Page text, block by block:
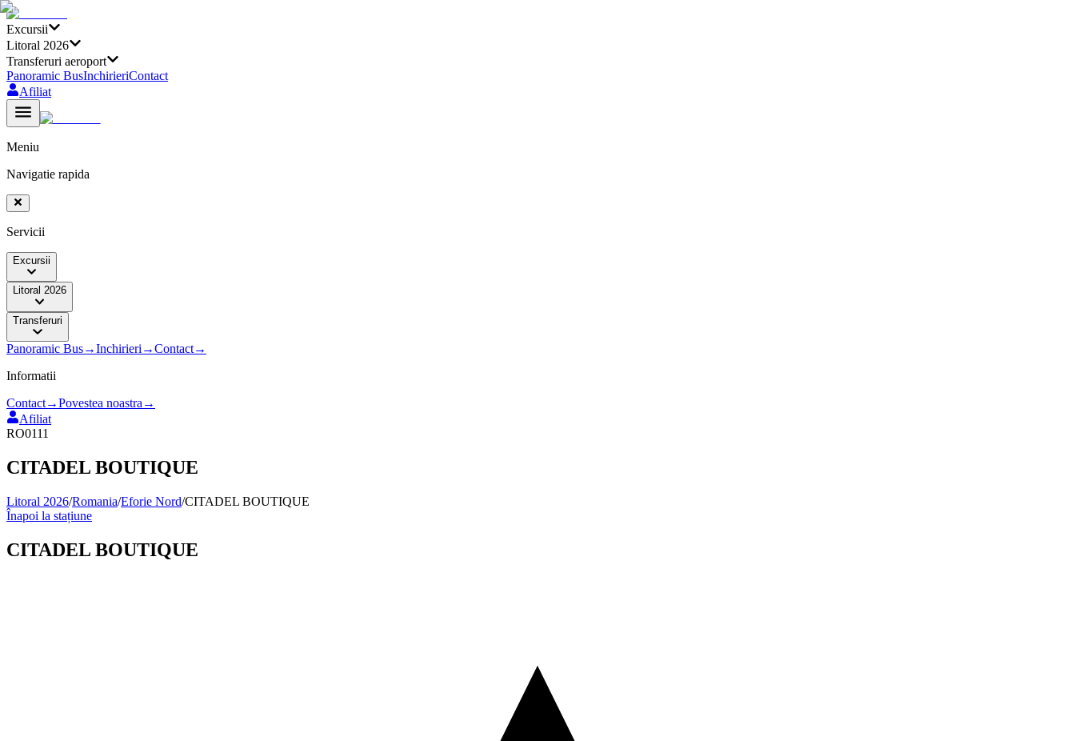
Excursii
Litoral 2026
Transferuri aeroport
Panoramic BusInchirieriContact
Afiliat
Meniu
Navigatie rapida
Servicii
Excursii
Litoral 2026
Transferuri
Panoramic Bus→Inchirieri →Contact→
Informatii
Contact→Povestea noastra →
Afiliat
RO0111
CITADEL BOUTIQUE
Litoral 2026/Romania/Eforie Nord/CITADEL BOUTIQUE
Înapoi la stațiune
CITADEL BOUTIQUE